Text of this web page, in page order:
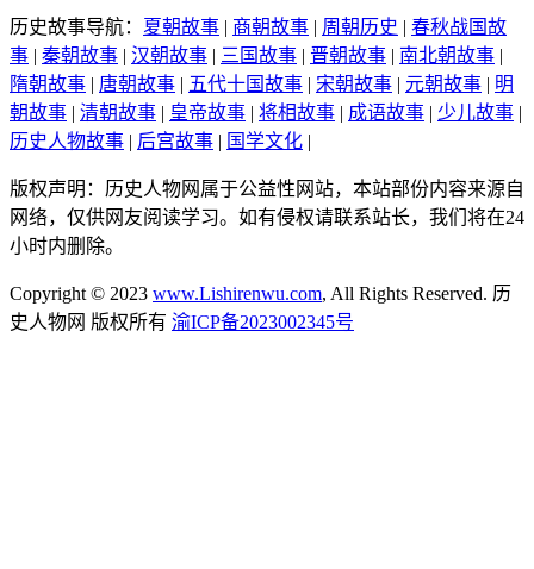
历史故事导航： 夏朝故事 | 商朝故事 | 周朝历史 | 春秋战国故
事 | 秦朝故事 | 汉朝故事 | 三国故事 | 晋朝故事 | 南北朝故事 |
隋朝故事 | 唐朝故事 | 五代十国故事 | 宋朝故事 | 元朝故事 | 明
朝故事 | 清朝故事 | 皇帝故事 | 将相故事 | 成语故事 | 少儿故事 |
历史人物故事 | 后宫故事 | 国学文化 |
版权声明：历史人物网属于公益性网站，本站部份内容来源自
网络，仅供网友阅读学习。如有侵权请联系站长，我们将在24
小时内删除。
Copyright © 2023 www.Lishirenwu.com, All Rights Reserved. 历
史人物网 版权所有 渝ICP备2023002345号